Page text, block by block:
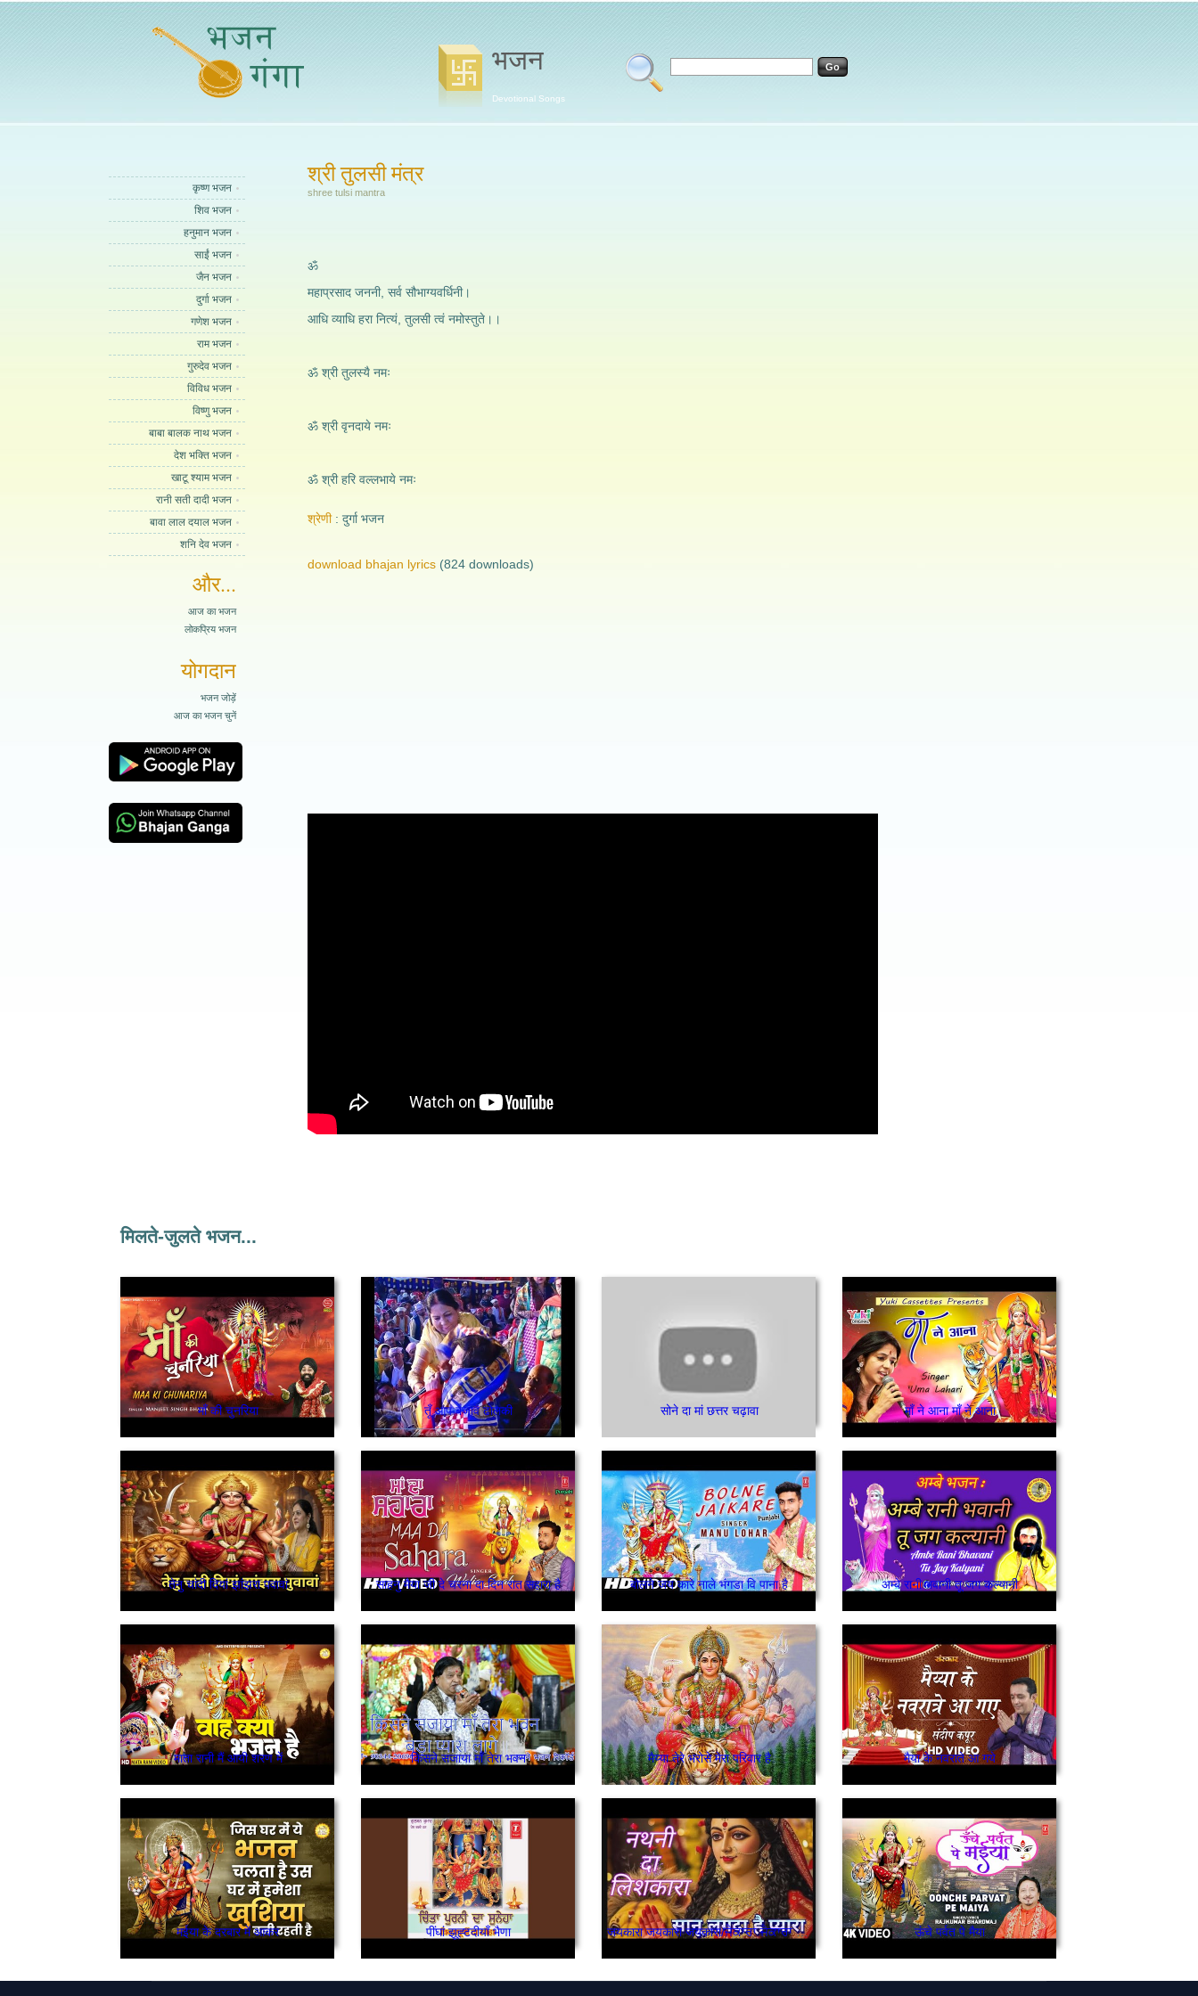
भजन
Devotional Songs
कृष्ण भजन
शिव भजन
हनुमान भजन
साईं भजन
जैन भजन
दुर्गा भजन
गणेश भजन
राम भजन
गुरुदेव भजन
विविध भजन
विष्णु भजन
बाबा बालक नाथ भजन
देश भक्ति भजन
खाटू श्याम भजन
रानी सती दादी भजन
बावा लाल दयाल भजन
शनि देव भजन
और...
आज का भजन
लोकप्रिय भजन
योगदान
भजन जोड़ें
आज का भजन चुनें
श्री तुलसी मंत्र
shree tulsi mantra
ॐ
महाप्रसाद जननी, सर्व सौभाग्यवर्धिनी।
आधि व्याधि हरा नित्यं, तुलसी त्वं नमोस्तुते।।
ॐ श्री तुलस्यै नमः
ॐ श्री वृनदाये नमः
ॐ श्री हरि वल्लभाये नमः
श्रेणी दुर्गा भजन
download bhajan lyrics (824 downloads)
मिलते-जुलते भजन...
माँ की चुनरिया तूँ आप बजावें ढोलकी सोने दा मां छत्तर चढ़ावा माँ ने आना माँ ने आना
तेनु चांदी दियां झांझरा पवावां साहनु मैया जी दे चरना दा दिन रात सहारा है बोलने जय कारे नाले भंगडा वि पाना है अम्बे रानी भवानी तू जग कल्यानी
माता रानी मैं आयी शरण में किसने सजाया माँ तेरा भवन मैय्या तेरे भरोसे मेरा परिवार है मैया के नवराते आ गये
मईया के दरबार में आकर पींघां झूह्टदीयाँ भैणा जयकारा जयकारा जयकारा/ਜੈਕਾਰਾ ਜੈਕਾਰਾ ਜੈਕਾਰਾ ऊंचे पर्वत पे मैया